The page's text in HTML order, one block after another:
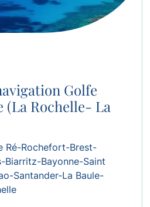
Golfe
(La Rochelle- La
Ré-Rochefort-Brest-
Biarritz-Bayonne-Saint
Santander-La Baule-